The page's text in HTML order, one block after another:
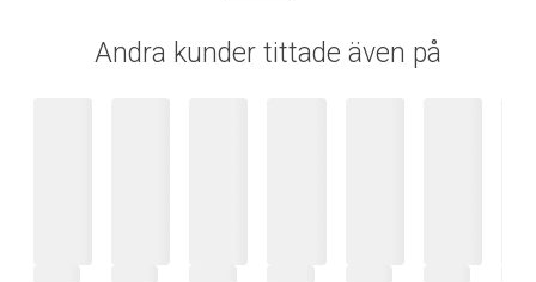
Andra kunder tittade även på